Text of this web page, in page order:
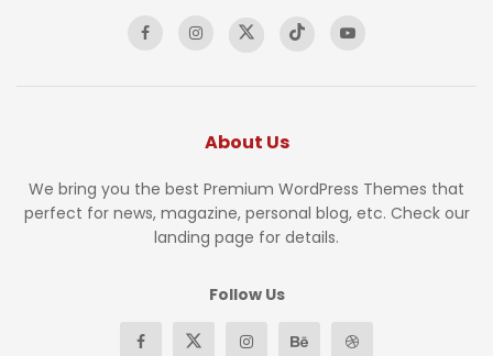
About Us
We bring you the best Premium WordPress Themes that
perfect for news, magazine, personal blog, etc. Check our
landing page for details.
Follow Us